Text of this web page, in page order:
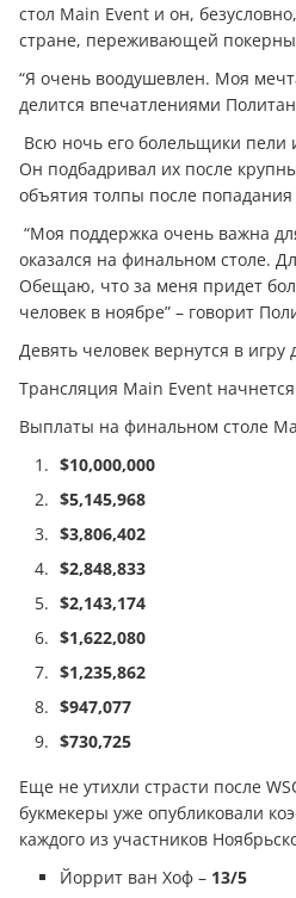
стол Main Event и он,
стране, переживающей
“Я очень воодушевлен. Моя
делится впечатлениями
Всю ночь его болельщики пели
Он подбадривал их после
объятия толпы после попадания
“Моя поддержка очень важна
оказался на финальном столе.
Обещаю, что за меня придет
человек в ноябре” – говорит
Девять человек вернутся в игру
Трансляция Main Event начнется
Выплаты на финальном столе
$10,000,000
$5,145,968
$3,806,402
$2,848,833
$2,143,174
$1,622,080
$1,235,862
$947,077
$730,725
Еще не утихли страсти после
букмекеры уже опубликовали
каждого из участников
Йоррит ван Хоф – 13/5